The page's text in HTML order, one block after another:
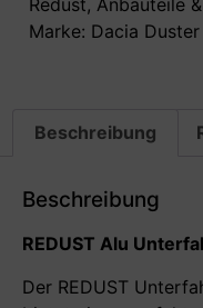
Marke: Dacia Duster
Beschreibung
Beschreibung
REDUST Alu
Der REDUST